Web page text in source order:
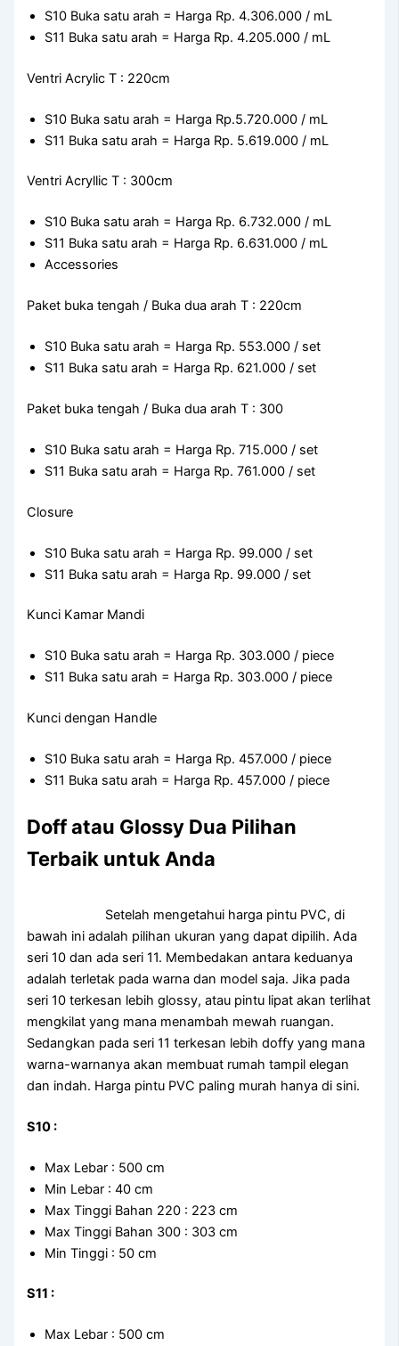
S10 Buka satu arah = Harga Rp. 4.306.000 / mL
S11 Buka satu arah = Harga Rp. 4.205.000 / mL
Ventri Acrylic T : 220cm
S10 Buka satu arah = Harga Rp.5.720.000 / mL
S11 Buka satu arah = Harga Rp. 5.619.000 / mL
Ventri Acryllic T : 300cm
S10 Buka satu arah = Harga Rp. 6.732.000 / mL
S11 Buka satu arah = Harga Rp. 6.631.000 / mL
Accessories
Paket buka tengah / Buka dua arah T : 220cm
S10 Buka satu arah = Harga Rp. 553.000 / set
S11 Buka satu arah = Harga Rp. 621.000 / set
Paket buka tengah / Buka dua arah T : 300
S10 Buka satu arah = Harga Rp. 715.000 / set
S11 Buka satu arah = Harga Rp. 761.000 / set
Closure
S10 Buka satu arah = Harga Rp. 99.000 / set
S11 Buka satu arah = Harga Rp. 99.000 / set
Kunci Kamar Mandi
S10 Buka satu arah = Harga Rp. 303.000 / piece
S11 Buka satu arah = Harga Rp. 303.000 / piece
Kunci dengan Handle
S10 Buka satu arah = Harga Rp. 457.000 / piece
S11 Buka satu arah = Harga Rp. 457.000 / piece
Doff atau Glossy Dua Pilihan
Terbaik untuk Anda
Setelah mengetahui harga pintu PVC, di
bawah ini adalah pilihan ukuran yang dapat dipilih. Ada
seri 10 dan ada seri 11. Membedakan antara keduanya
adalah terletak pada warna dan model saja. Jika pada
seri 10 terkesan lebih glossy, atau pintu lipat akan terlihat
mengkilat yang mana menambah mewah ruangan.
Sedangkan pada seri 11 terkesan lebih doffy yang mana
warna-warnanya akan membuat rumah tampil elegan
dan indah. Harga pintu PVC paling murah hanya di sini.
S10 :
Max Lebar : 500 cm
Min Lebar : 40 cm
Max Tinggi Bahan 220 : 223 cm
Max Tinggi Bahan 300 : 303 cm
Min Tinggi : 50 cm
S11 :
Max Lebar : 500 cm